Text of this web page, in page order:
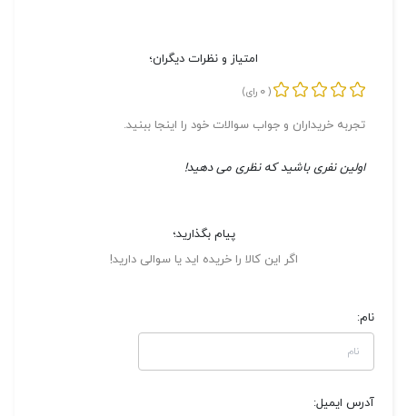
امتیاز و نظرات دیگران؛
(
0 رای)
تجربه خریداران و جواب سوالات خود را اینجا ببنید.
اولین نفری باشید که نظری می دهید!
پیام بگذارید؛
اگر این کالا را خریده اید یا سوالی دارید!
نام:
آدرس ایمیل: